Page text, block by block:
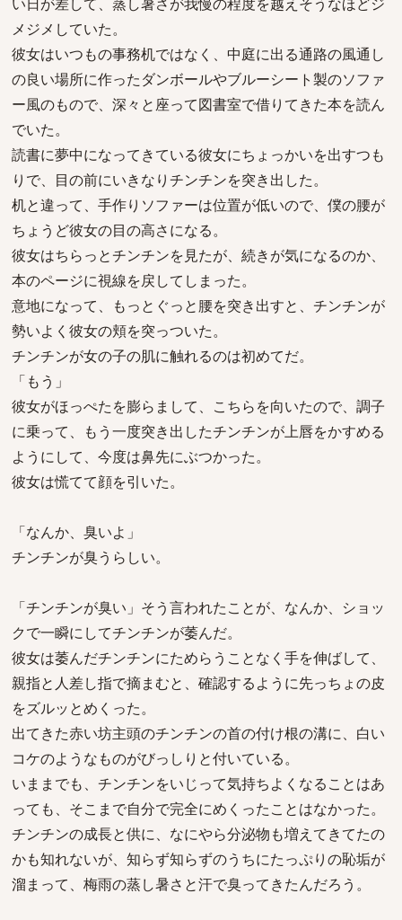
メジメしていた。
彼女はいつもの事務机ではなく、中庭に出る通路の風通し
の良い場所に作ったダンボールやブルーシート製のソファ
ー風のもので、深々と座って図書室で借りてきた本を読ん
でいた。
読書に夢中になってきている彼女にちょっかいを出すつも
りで、目の前にいきなりチンチンを突き出した。
机と違って、手作りソファーは位置が低いので、僕の腰が
ちょうど彼女の目の高さになる。
彼女はちらっとチンチンを見たが、続きが気になるのか、
本のページに視線を戻してしまった。
意地になって、もっとぐっと腰を突き出すと、チンチンが
勢いよく彼女の頬を突っついた。
チンチンが女の子の肌に触れるのは初めてだ。
「もう」
彼女がほっぺたを膨らまして、こちらを向いたので、調子
に乗って、もう一度突き出したチンチンが上唇をかすめる
ようにして、今度は鼻先にぶつかった。
彼女は慌てて顔を引いた。
「なんか、臭いよ」
チンチンが臭うらしい。
「チンチンが臭い」そう言われたことが、なんか、ショッ
クで一瞬にしてチンチンが萎んだ。
彼女は萎んだチンチンにためらうことなく手を伸ばして、
親指と人差し指で摘まむと、確認するように先っちょの皮
をズルッとめくった。
出てきた赤い坊主頭のチンチンの首の付け根の溝に、白い
コケのようなものがびっしりと付いている。
いままでも、チンチンをいじって気持ちよくなることはあ
っても、そこまで自分で完全にめくったことはなかった。
チンチンの成長と供に、なにやら分泌物も増えてきてたの
かも知れないが、知らず知らずのうちにたっぷりの恥垢が
溜まって、梅雨の蒸し暑さと汗で臭ってきたんだろう。